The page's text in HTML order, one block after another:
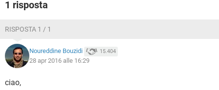
1 risposta
RISPOSTA 1 / 1
Noureddine Bouzidi 15.404
28 apr 2016 alle 16:29
ciao,